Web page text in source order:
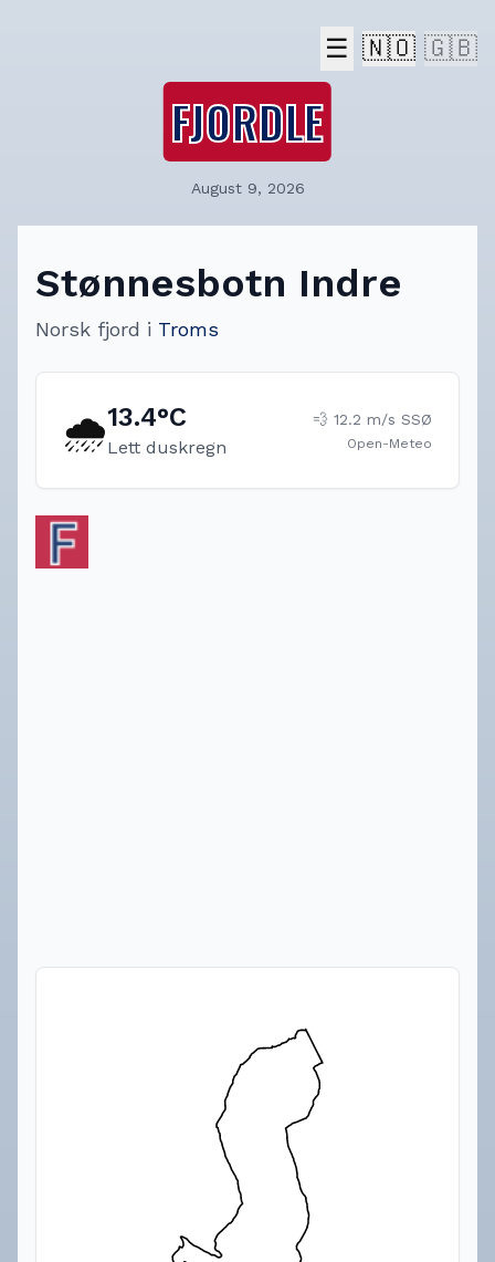
☰ 🇳🇴 🇬🇧
FJORDLE
August 9, 2026
Stønnesbotn Indre
Norsk fjord i Troms
🌧️13.4°C
Lett duskregn
💨 12.2 m/s SSØ
Open-Meteo